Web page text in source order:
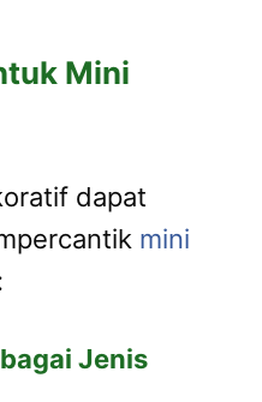
Mini
dapat
mini
Jenis